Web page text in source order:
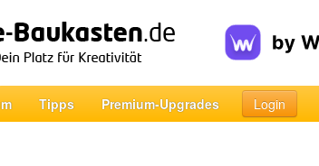
Tipps Premium-Upgrades Login